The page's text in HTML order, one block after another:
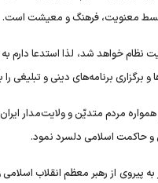
بسط معنویت، فرهنگ و معیشت است.
خواهد شد، لذا استدعا دارم
برنامه‌های دینی و تبلیغی
مردم متدیّن و ولایت‌مدار
و حاکمت اسلامی دلسرد نمود.
پیروی از رهبر معظم انقلاب